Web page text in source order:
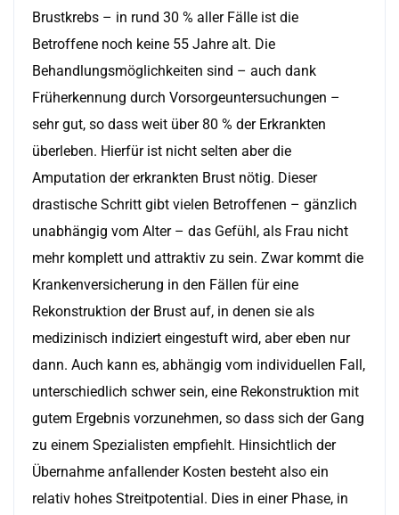
Brustkrebs – in rund 30 % aller Fälle ist die
Betroffene noch keine 55 Jahre alt. Die
Behandlungsmöglichkeiten sind – auch dank
Früherkennung durch Vorsorgeuntersuchungen –
sehr gut, so dass weit über 80 % der Erkrankten
überleben. Hierfür ist nicht selten aber die
Amputation der erkrankten Brust nötig. Dieser
drastische Schritt gibt vielen Betroffenen – gänzlich
unabhängig vom Alter – das Gefühl, als Frau nicht
mehr komplett und attraktiv zu sein. Zwar kommt die
Krankenversicherung in den Fällen für eine
Rekonstruktion der Brust auf, in denen sie als
medizinisch indiziert eingestuft wird, aber eben nur
dann. Auch kann es, abhängig vom individuellen Fall,
unterschiedlich schwer sein, eine Rekonstruktion mit
gutem Ergebnis vorzunehmen, so dass sich der Gang
zu einem Spezialisten empfiehlt. Hinsichtlich der
Übernahme anfallender Kosten besteht also ein
relativ hohes Streitpotential. Dies in einer Phase, in